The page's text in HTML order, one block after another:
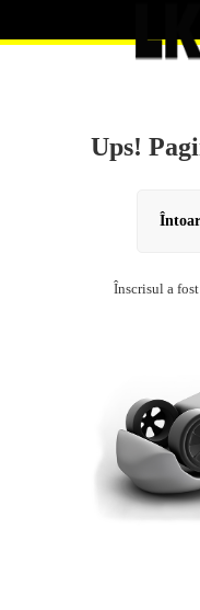
Ups!
Înscrisul a